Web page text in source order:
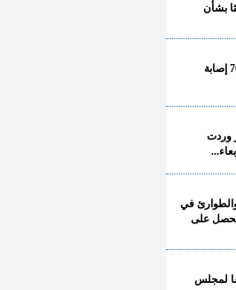
بشأن
وزارة الصحة : أكثر 70 إصابة
وردت
في
على
لمجلس